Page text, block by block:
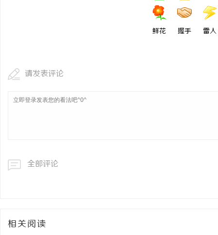
鲜花 握手 雷人
请发表评论
全部评论
相关阅读